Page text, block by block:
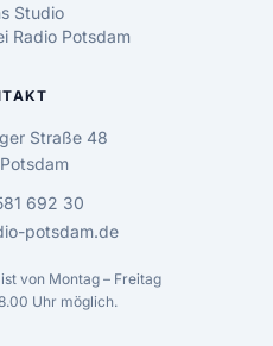
Studio
Radio Potsdam
Straße 48
692 30
potsdam.de
von Montag – Freitag
Uhr möglich.